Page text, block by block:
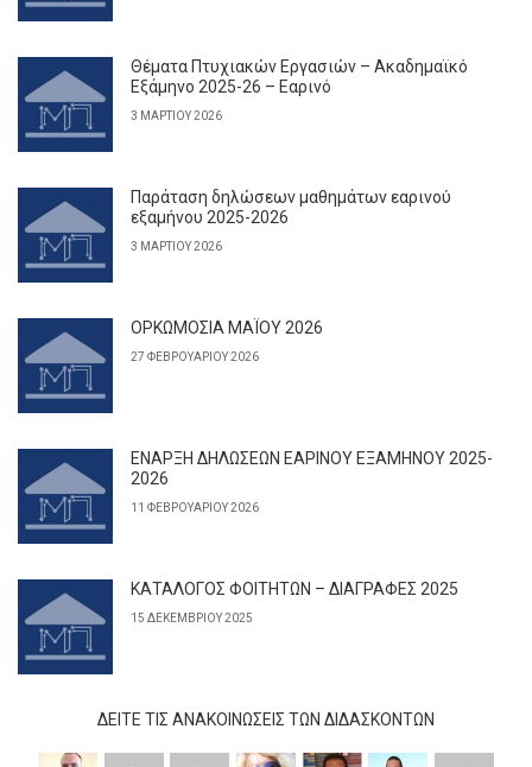
Θέματα Πτυχιακών Εργασιών – Ακαδημαϊκό
Εξάμηνο 2025-26 – Εαρινό
3 ΜΑΡΤΊΟΥ 2026
Παράταση δηλώσεων μαθημάτων εαρινού
εξαμήνου 2025-2026
3 ΜΑΡΤΊΟΥ 2026
ΟΡΚΩΜΟΣΙΑ ΜΑΪΟΥ 2026
27 ΦΕΒΡΟΥΑΡΊΟΥ 2026
ΕΝΑΡΞΗ ΔΗΛΩΣΕΩΝ ΕΑΡΙΝΟΥ ΕΞΑΜΗΝΟΥ 2025-
2026
11 ΦΕΒΡΟΥΑΡΊΟΥ 2026
ΚΑΤΑΛΟΓΟΣ ΦΟΙΤΗΤΩΝ – ΔΙΑΓΡΑΦΕΣ 2025
15 ΔΕΚΕΜΒΡΊΟΥ 2025
ΔΕΊΤΕ ΤΙΣ ΑΝΑΚΟΙΝΏΣΕΙΣ ΤΩΝ ΔΙΔΆΣΚΟΝΤΩΝ